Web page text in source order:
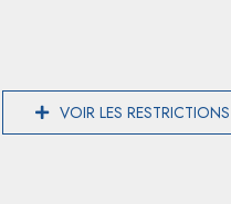
VOIR LES RESTRICTIONS